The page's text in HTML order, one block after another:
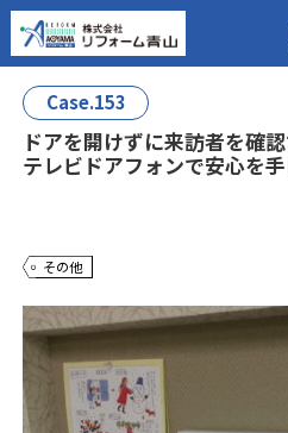
Case.153
ドアを開けずに来訪者を確
テレビドアフォンで安心を
その他